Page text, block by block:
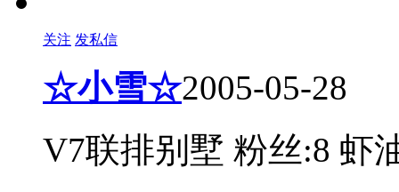
关注 发私信
☆小雪☆2005-05-28
V7联排别墅 粉丝:8 虾